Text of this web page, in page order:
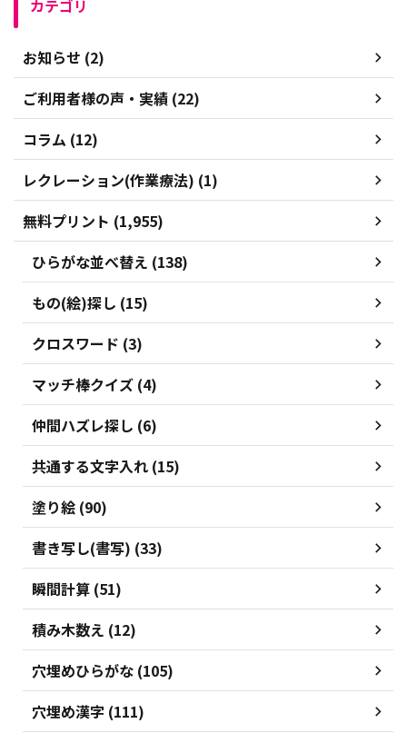
カテゴリ
お知らせ (2)
ご利用者様の声・実績 (22)
コラム (12)
レクレーション(作業療法) (1)
無料プリント (1,955)
ひらがな並べ替え (138)
もの(絵)探し (15)
クロスワード (3)
マッチ棒クイズ (4)
仲間ハズレ探し (6)
共通する文字入れ (15)
塗り絵 (90)
書き写し(書写) (33)
瞬間計算 (51)
積み木数え (12)
穴埋めひらがな (105)
穴埋め漢字 (111)